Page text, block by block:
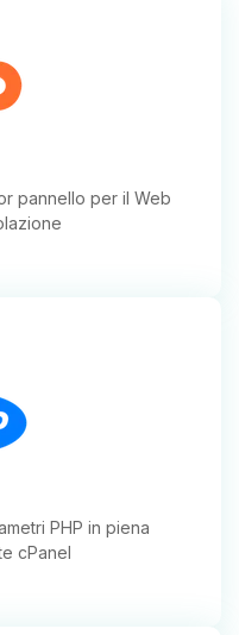
pannello per il Web
PHP in piena
cPanel